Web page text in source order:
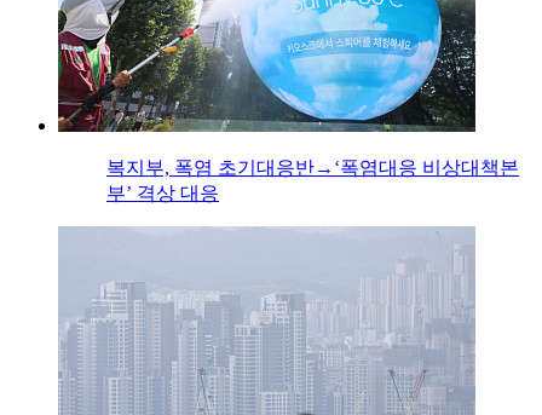
복지부, 폭염 초기대응반→‘폭염대응 비상대책본
부’ 격상 대응